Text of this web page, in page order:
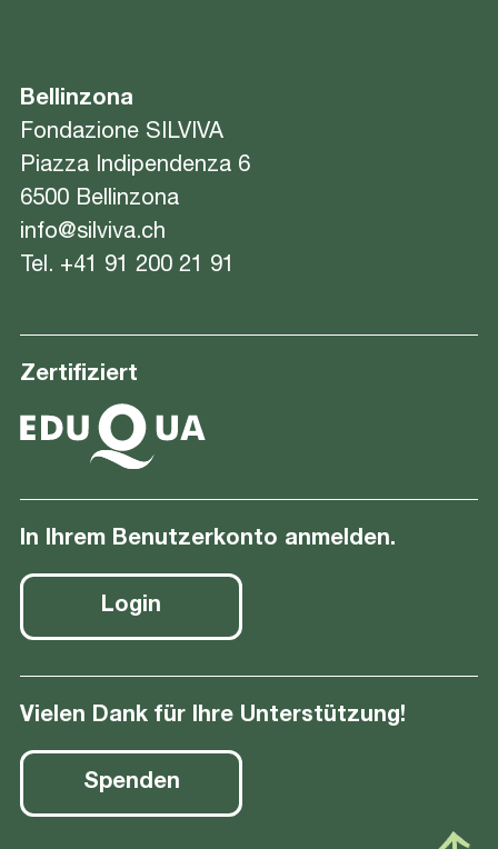
Bellinzona
Fondazione SILVIVA
Piazza Indipendenza 6
6500 Bellinzona
info@silviva.ch
Tel. +41 91 200 21 91
Zertifiziert
In Ihrem Benutzerkonto anmelden.
Login
Vielen Dank für Ihre Unterstützung!
Spenden